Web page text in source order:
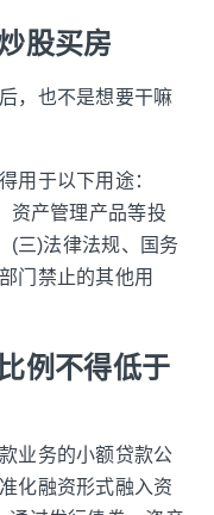
股买房
，也不是想要干嘛
用于以下用途：
资产管理产品等投
(三)法律法规、国务
门禁止的其他用
例不得低于
业务的小额贷款公
化融资形式融入资